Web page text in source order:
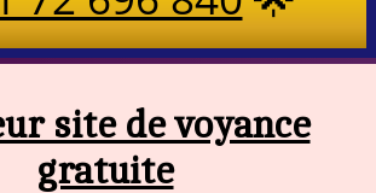
site de voyance
gratuite